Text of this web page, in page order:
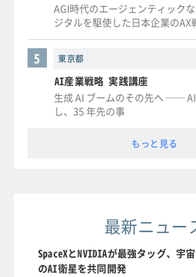
AGI時代のエージェンティック
ジタルを駆使した日本企業のAX
東京都
5
AI産業戦略 実践講座
生成 AI ブームのその先へ ──
し、35 年先の事
もっと見る
最新ニュー
SpaceXとNVIDIAが最強タッグ、宇
のAI衛星を共同開発